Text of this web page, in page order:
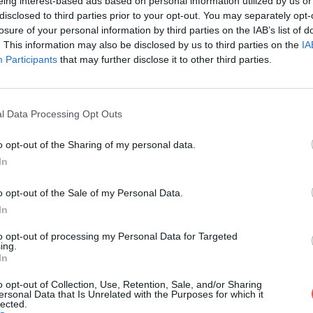
to third parties prior to your opt-out. You may separately
of your personal information by third parties on the IAB’s list of
This information may also be disclosed by us to third parties on the
Participants that may further disclose it to other third parties.
Data Processing Opt Outs
opt-out of the Sharing of my personal data.
opt-out of the Sale of my Personal Data.
opt-out of processing my Personal Data for Targeted
opt-out of Collection, Use, Retention, Sale, and/or Sharing
Data that Is Unrelated with the Purposes for which it
DU CINÉMA INDIEN avec
au 06.04.01.pdf sur le
DU CINÉMA INDIEN
au 06.04.01.pdf
CINÉMA INDIEN avec le réalisateur